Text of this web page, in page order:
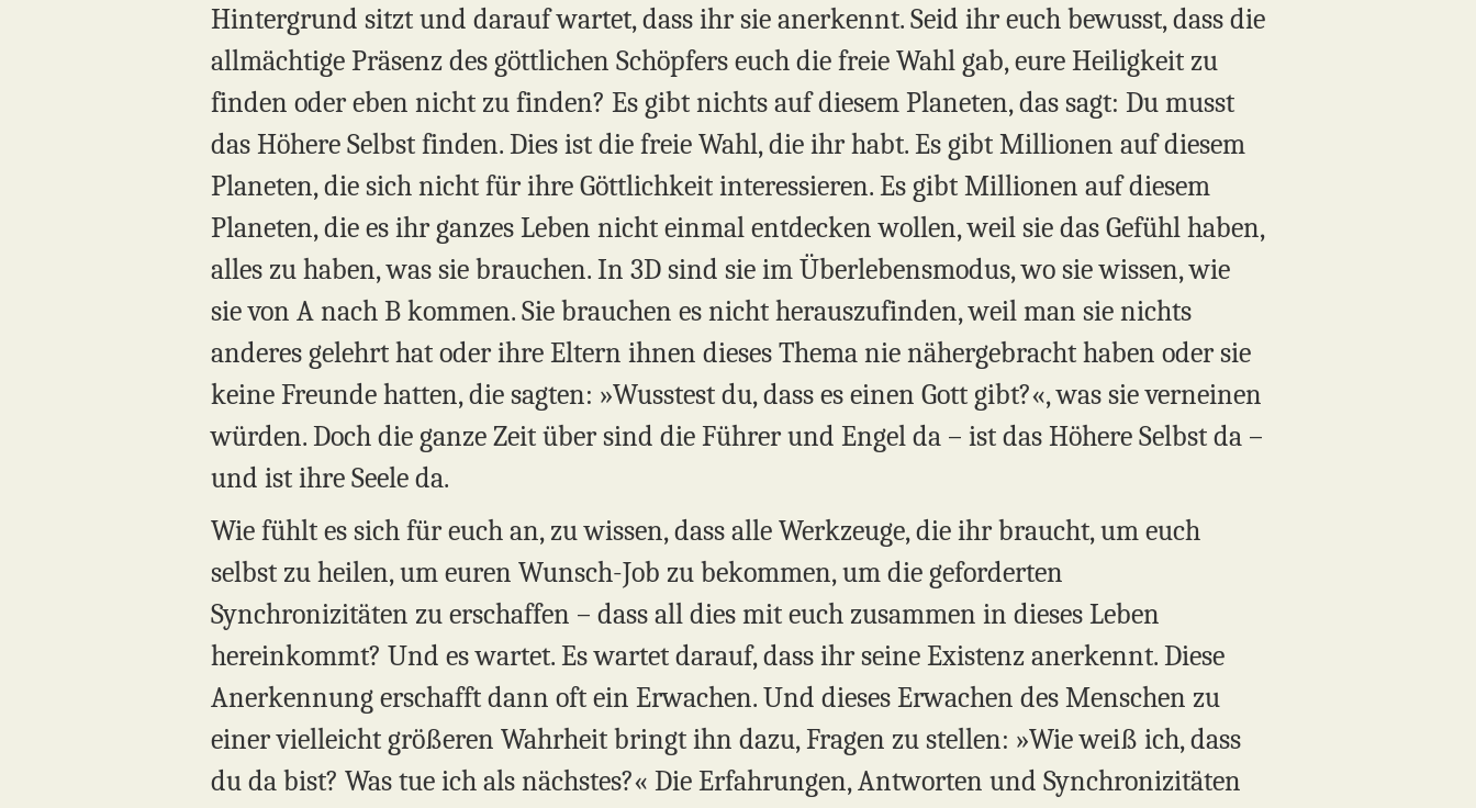
Hintergrund sitzt und darauf wartet, dass ihr sie anerkennt. Seid ihr euch bewusst, dass die
allmächtige Präsenz des göttlichen Schöpfers euch die freie Wahl gab, eure Heiligkeit zu
finden oder eben nicht zu finden? Es gibt nichts auf diesem Planeten, das sagt: Du musst
das Höhere Selbst finden. Dies ist die freie Wahl, die ihr habt. Es gibt Millionen auf diesem
Planeten, die sich nicht für ihre Göttlichkeit interessieren. Es gibt Millionen auf diesem
Planeten, die es ihr ganzes Leben nicht einmal entdecken wollen, weil sie das Gefühl haben,
alles zu haben, was sie brauchen. In 3D sind sie im Überlebensmodus, wo sie wissen, wie
sie von A nach B kommen. Sie brauchen es nicht herauszufinden, weil man sie nichts
anderes gelehrt hat oder ihre Eltern ihnen dieses Thema nie nähergebracht haben oder sie
keine Freunde hatten, die sagten: »Wusstest du, dass es einen Gott gibt?«, was sie verneinen
würden. Doch die ganze Zeit über sind die Führer und Engel da – ist das Höhere Selbst da –
und ist ihre Seele da.
Wie fühlt es sich für euch an, zu wissen, dass alle Werkzeuge, die ihr braucht, um euch
selbst zu heilen, um euren Wunsch-Job zu bekommen, um die geforderten
Synchronizitäten zu erschaffen – dass all dies mit euch zusammen in dieses Leben
hereinkommt? Und es wartet. Es wartet darauf, dass ihr seine Existenz anerkennt. Diese
Anerkennung erschafft dann oft ein Erwachen. Und dieses Erwachen des Menschen zu
einer vielleicht größeren Wahrheit bringt ihn dazu, Fragen zu stellen: »Wie weiß ich, dass
du da bist? Was tue ich als nächstes?« Die Erfahrungen, Antworten und Synchronizitäten